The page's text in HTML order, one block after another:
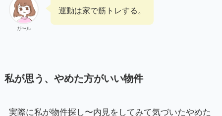
ガ〜ル
運動は家で筋トレする。
私が思う、やめた方がいい物件
実際に私が物件探し〜内見をしてみて気づいたやめた